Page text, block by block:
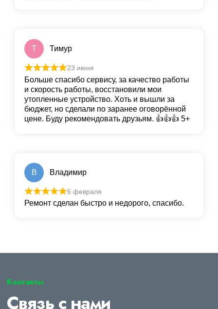
Т Тимур
23 июня
Больше спасибо сервису, за качество работы
и скорость работы, восстановили мои
утопленные устройство. Хоть и вышли за
бюджет, но сделали по заранее оговорённой
цене. Буду рекомендовать друзьям. 👍👍👍 5+
В Владимир
6 февраля
Ремонт сделан быстро и недорого, спасибо.
Контакты
Связь с нами